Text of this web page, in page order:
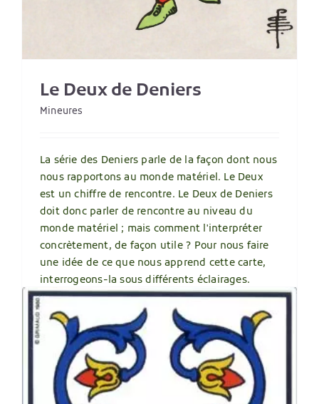
Le Deux de Deniers
Mineures
La série des Deniers parle de la façon dont nous
nous rapportons au monde matériel. Le Deux
est un chiffre de rencontre. Le Deux de Deniers
doit donc parler de rencontre au niveau du
monde matériel ; mais comment l'interpréter
concrètement, de façon utile ? Pour nous faire
une idée de ce que nous apprend cette carte,
interrogeons-la sous différents éclairages.
Lire plus 3